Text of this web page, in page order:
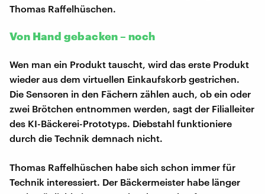
Thomas Raffelhüschen.
Von Hand gebacken – noch
Wen man ein Produkt tauscht, wird das erste Produkt
wieder aus dem virtuellen Einkaufskorb gestrichen.
Die Sensoren in den Fächern zählen auch, ob ein oder
zwei Brötchen entnommen werden, sagt der Filialleiter
des KI-Bäckerei-Prototyps. Diebstahl funktioniere
durch die Technik demnach nicht.
Thomas Raffelhüschen habe sich schon immer für
Technik interessiert. Der Bäckermeister habe länger